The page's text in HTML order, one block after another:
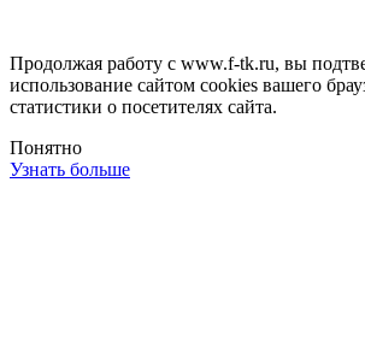
Продолжая работу с www.f-tk.ru, вы
использование сайтом cookies вашего
статистики о посетителях сайта.
Понятно
Узнать больше